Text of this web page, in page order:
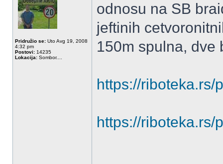
Pridružio se: Uto Avg 19, 2008
4:32 pm
Postovi: 14235
Lokacija: Sombor....
odnosu na SB
jeftinih
150m spulna, dve
https://riboteka.rs/
https://riboteka.rs/